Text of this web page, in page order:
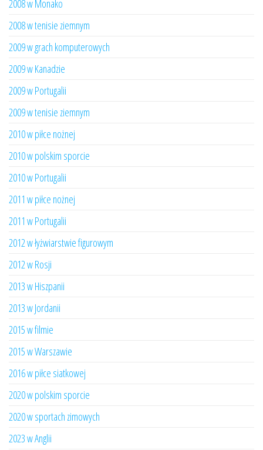
2008 w Monako
2008 w tenisie ziemnym
2009 w grach komputerowych
2009 w Kanadzie
2009 w Portugalii
2009 w tenisie ziemnym
2010 w piłce nożnej
2010 w polskim sporcie
2010 w Portugalii
2011 w piłce nożnej
2011 w Portugalii
2012 w łyżwiarstwie figurowym
2012 w Rosji
2013 w Hiszpanii
2013 w Jordanii
2015 w filmie
2015 w Warszawie
2016 w piłce siatkowej
2020 w polskim sporcie
2020 w sportach zimowych
2023 w Anglii